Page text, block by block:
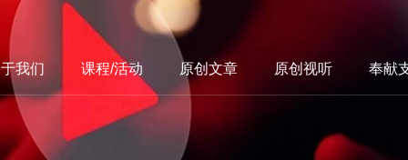
我们 课程/活动 原创文章 原创视听 奉献